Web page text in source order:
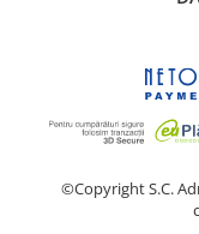
©Copyright S.C.